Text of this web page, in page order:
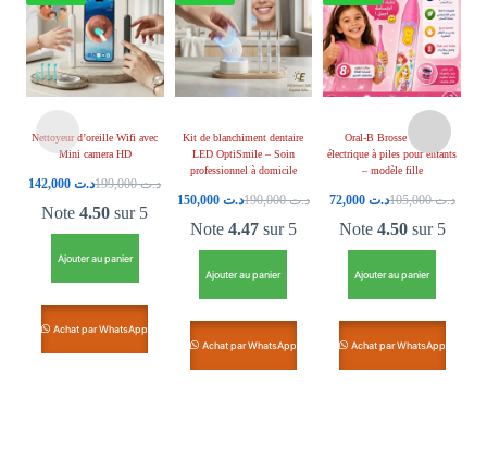
Nettoyeur d’oreille Wifi avec
Mini camera HD
د.ت199,000 د.ت142,000
Note4.50 sur 5
Ajouter au panier
Achat par WhatsApp
Kit de blanchiment dentaire
LED OptiSmile – Soin
professionnel à domicile
د.ت190,000 د.ت 150,000
Note 4.47sur 5
Ajouter au panier
Achat par WhatsApp
Oral-B Brosse à dents
électrique à piles pour enfants
– modèle fille
د.ت105,000 د.ت 72,000
Note 4.50sur 5
Ajouter au panier
Achat par WhatsApp